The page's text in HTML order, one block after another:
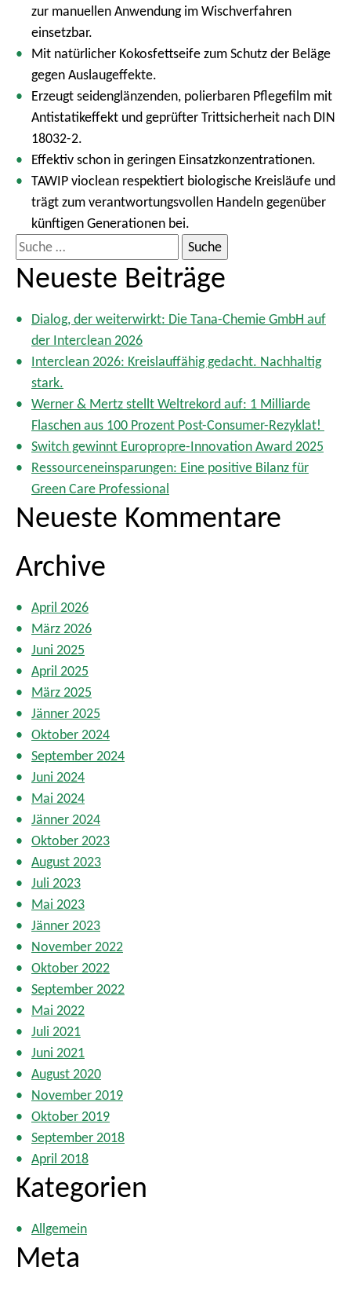
zur manuellen Anwendung im Wischverfahren
einsetzbar.
Mit natürlicher Kokosfettseife zum Schutz der Beläge
gegen Auslaugeffekte.
Erzeugt seidenglänzenden, polierbaren Pflegefilm mit
Antistatikeffekt und geprüfter Trittsicherheit nach DIN
18032-2.
Effektiv schon in geringen Einsatzkonzentrationen.
TAWIP vioclean respektiert biologische Kreisläufe und
trägt zum verantwortungsvollen Handeln gegenüber
künftigen Generationen bei.
S
u
cNeueste Beiträge
Dialog, der weiterwirkt: Die Tana-Chemie GmbH auf
der Interclean 2026
Interclean 2026: Kreislauffähig gedacht. Nachhaltig
stark.
Werner & Mertz stellt Weltrekord auf: 1 Milliarde
Flaschen aus 100 Prozent Post-Consumer-Rezyklat!
Switch gewinnt Europropre-Innovation Award 2025
Ressourceneinsparungen: Eine positive Bilanz für
Green Care Professional
Neueste Kommentare
Archive
April 2026
März 2026
Juni 2025
April 2025
März 2025
Jänner 2025
Oktober 2024
September 2024
Juni 2024
Mai 2024
Jänner 2024
Oktober 2023
August 2023
Juli 2023
Mai 2023
Jänner 2023
November 2022
Oktober 2022
September 2022
Mai 2022
Juli 2021
Juni 2021
August 2020
November 2019
Oktober 2019
September 2018
April 2018
Kategorien
Allgemein
Meta